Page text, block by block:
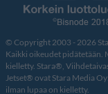
© Copyright 2003 - 2026
Kaikki oikeudet pidätetään.
kielletty. Stara®,
Jetset® ovat Stara Media
ilman lupaa on kielletty.